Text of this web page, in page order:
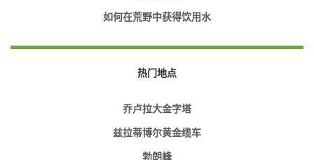
如何在荒野中获得饮用水
热门地点
乔卢拉大金字塔
兹拉蒂博尔黄金缆车
勃朗峰